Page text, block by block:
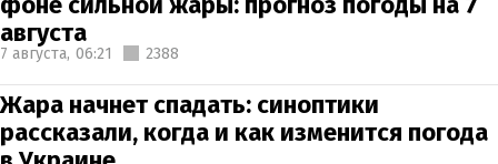
августа
7 августа, 06:21 2388
Жара начнет спадать: синоптики
рассказали, когда и как изменится погода